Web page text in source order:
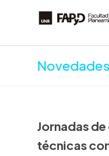
Novedades
Jornadas
técnicas